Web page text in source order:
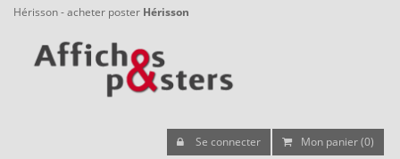
Hérisson - acheter poster Hérisson
Se connecter Mon panier (0)